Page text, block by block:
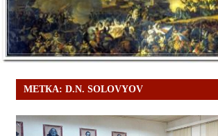
МЕТКА: D.N. SOLOVYOV